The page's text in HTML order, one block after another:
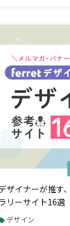
ザイナーが推す
リーサイト16選
デザイン